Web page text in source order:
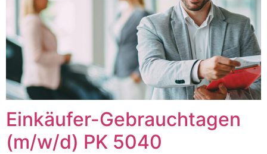
Einkäufer-Gebrauchtagen
(m/w/d) PK 5040